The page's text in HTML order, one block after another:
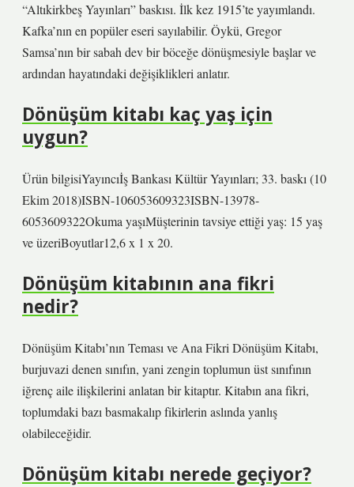
“Altıkirkbeş Yayınları” baskısı. İlk kez 1915’te yayımlandı.
Kafka’nın en popüler eseri sayılabilir. Öykü, Gregor
Samsa’nın bir sabah dev bir böceğe dönüşmesiyle başlar ve
ardından hayatındaki değişiklikleri anlatır.
Dönüşüm kitabı kaç yaş için
uygun?
Ürün bilgisiYayıncı‎İş Bankası Kültür Yayınları; 33. baskı (10
Ekim 2018)ISBN-10‎6053609323ISBN-13‎978-
6053609322Okuma yaşıMüşterinin tavsiye ettiği yaş: 15 yaş
ve üzeriBoyutlar‎12,6 x 1 x 20.
Dönüşüm kitabının ana fikri
nedir?
Dönüşüm Kitabı’nın Teması ve Ana Fikri Dönüşüm Kitabı,
burjuvazi denen sınıfın, yani zengin toplumun üst sınıfının
iğrenç aile ilişkilerini anlatan bir kitaptır. Kitabın ana fikri,
toplumdaki bazı basmakalıp fikirlerin aslında yanlış
olabileceğidir.
Dönüşüm kitabı nerede geçiyor?